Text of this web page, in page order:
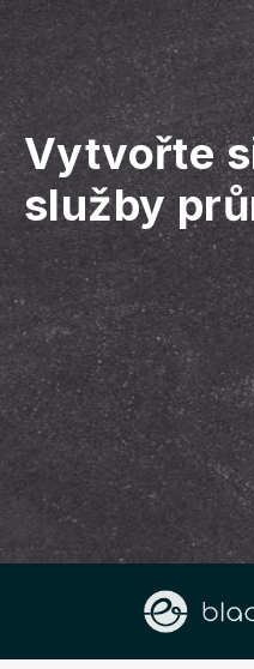
Vytvořte
služby
O nás